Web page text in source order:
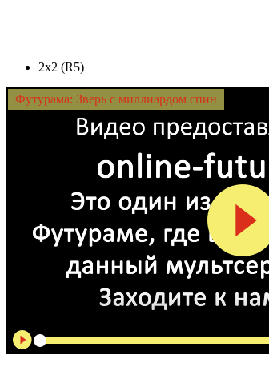
2x2 (R5)
Футурама: Зверь с миллиардом спин